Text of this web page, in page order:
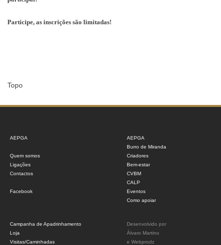
Participe, as inscrições são limitadas!
Topo
AEPGA
Quem somos
Ligações
Contactos
Facebook
AEPGA
Burro de Miranda
Criadores
Bem-estar
CVBM
CALP
Eventos
Como apoiar
Campanha de Apadrinhamento
Loja
Visitas/Caminhadas
Desenvolvido por
Álvaro Martino
e Webprodz